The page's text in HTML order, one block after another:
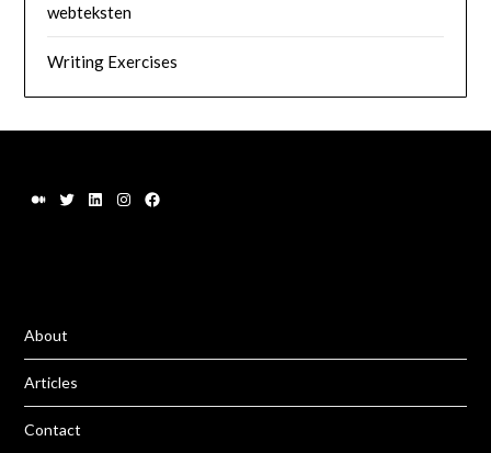
webteksten
Writing Exercises
About
Articles
Contact